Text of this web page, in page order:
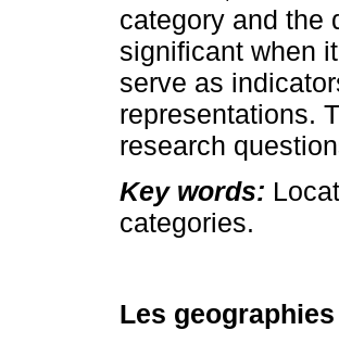
category and the
significant when
serve as
representations.
research
Key words:
categories.
Les